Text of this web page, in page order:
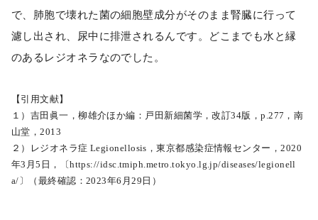
で、肺胞で壊れた菌の細胞壁成分がそのまま腎臓に行って
濾し出され、尿中に排泄されるんです。どこまでも水と縁
のあるレジオネラなのでした。
【引用文献】
１）吉田眞一，柳雄介ほか編：戸田新細菌学，改訂34版，p.277，南
山堂，2013
２）レジオネラ症 Legionellosis，東京都感染症情報センター，2020
年3月5日，〔https://idsc.tmiph.metro.tokyo.lg.jp/diseases/legionell
a/〕（最終確認：2023年6月29日）